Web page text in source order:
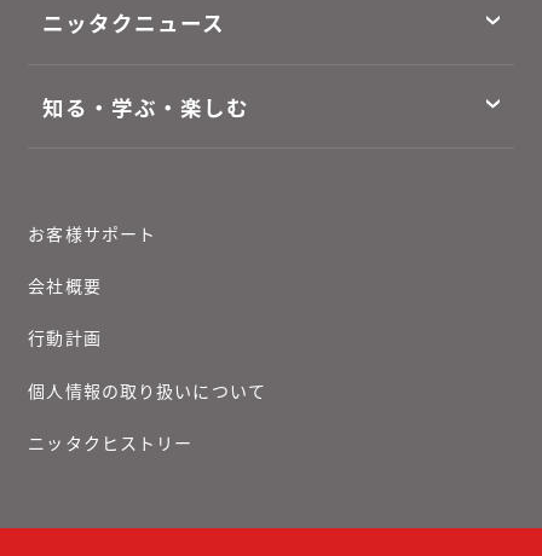
ニッタクニュース
知る・学ぶ・楽しむ
お客様サポート
会社概要
行動計画
個人情報の取り扱いについて
ニッタクヒストリー